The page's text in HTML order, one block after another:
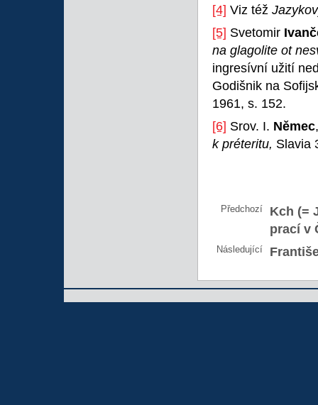
[4] Viz též
[5] Svetomir
na glagolite ot
ingresívní užití
Godišnik na
1961, s. 152.
[6] Srov. I. Němec
k préteritu, Slavia
Předchozí
Kch (=
prací v
Následující